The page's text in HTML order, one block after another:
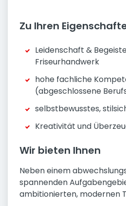
Zu Ihren
Leidenschaft &
Friseurhandwerk
hohe fachliche
(abgeschlossene
selbstbewusstes,
Kreativität und
Wir bieten Ihnen
Neben einem
spannenden
ambitionierten, modernen